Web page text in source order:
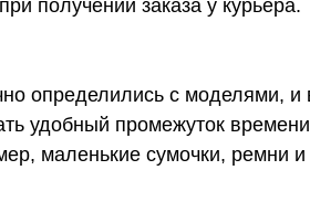
получении заказа у курьера.
определились с моделями,
удобный промежуток
маленькие сумочки, ремни